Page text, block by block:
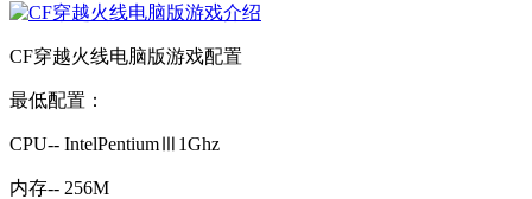
CF穿越火线电脑版游戏配置
最低配置：
CPU-- IntelPentiumⅢ1Ghz
内存-- 256M